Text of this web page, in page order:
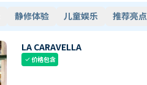
静修体验 儿童娱乐 推荐亮点
LA CARAVELLA
check价格包含